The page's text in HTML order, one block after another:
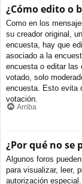
¿Cómo edito o
Como en los
su creador original,
encuesta, hay que
asociado a la
encuesta o editar las
votado, solo
encuesta. Esto evita
votación.
Arriba
¿Por qué no se
Algunos foros
para visualizar, leer,
autorización